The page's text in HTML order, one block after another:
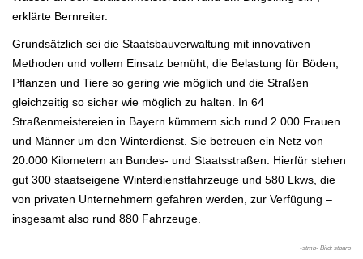
erklärte Bernreiter.
Grundsätzlich sei die Staatsbauverwaltung mit innovativen
Methoden und vollem Einsatz bemüht, die Belastung für Böden,
Pflanzen und Tiere so gering wie möglich und die Straßen
gleichzeitig so sicher wie möglich zu halten. In 64
Straßenmeistereien in Bayern kümmern sich rund 2.000 Frauen
und Männer um den Winterdienst. Sie betreuen ein Netz von
20.000 Kilometern an Bundes- und Staatsstraßen. Hierfür stehen
gut 300 staatseigene Winterdienstfahrzeuge und 580 Lkws, die
von privaten Unternehmern gefahren werden, zur Verfügung –
insgesamt also rund 880 Fahrzeuge.
-stmb- Bild: stbaro